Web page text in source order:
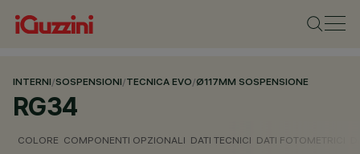
INTERNI/SOSPENSIONI/TECNICA EVO/Ø117MM SOSPENSIONE
RG34
COLORE COMPONENTI OPZIONALI DATI TECNICI DATI FOTOMETRICI